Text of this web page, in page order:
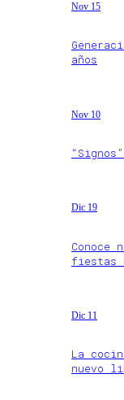
Nov 15
años
Nov 10
Dic 19
Conoce
fiestas
Dic 11
La
nuevo